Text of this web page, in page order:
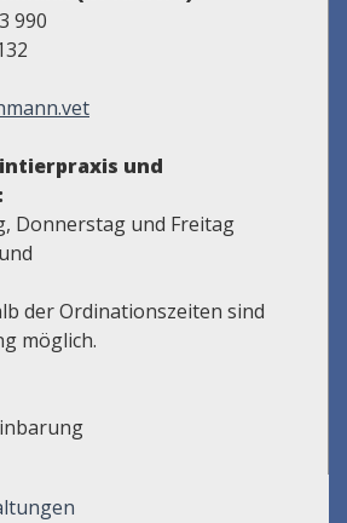
990
und
Donnerstag und Freitag
der Ordinationszeiten sind
möglich.